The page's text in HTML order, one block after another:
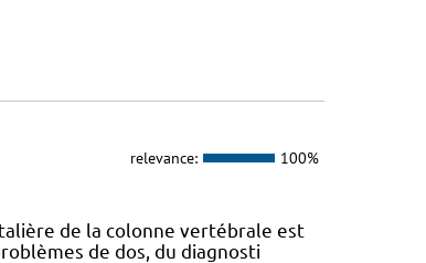
relevance: 100%
de la colonne vertébrale est
de dos, du diagnosti